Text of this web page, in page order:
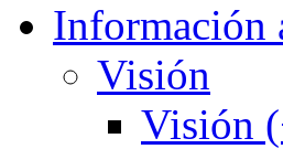
Información
Visión
Visión